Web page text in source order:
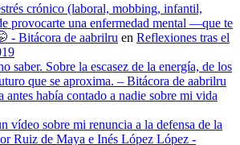
crónico (laboral, mobbing, infantil,
provocarte una enfermedad mental —que te
- Bitácora de aabrilru en Reflexiones tras el
saber. Sobre la escasez de la energía, de los
que se aproxima. – Bitácora de aabrilru
antes había contado a nadie sobre mi vida
vídeo sobre mi renuncia a la defensa de la
Ruiz de Maya e Inés López López -